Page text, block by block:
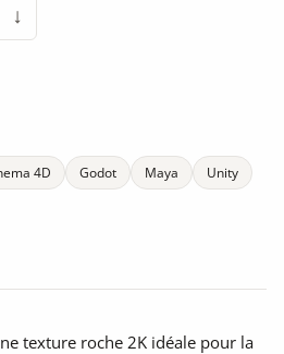
↓
4D Godot Maya
Unity
texture roche 2K idéale pour la